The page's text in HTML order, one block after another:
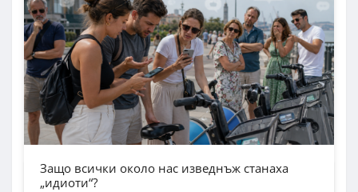
Защо всички около нас изведнъж станаха
„идиоти“?